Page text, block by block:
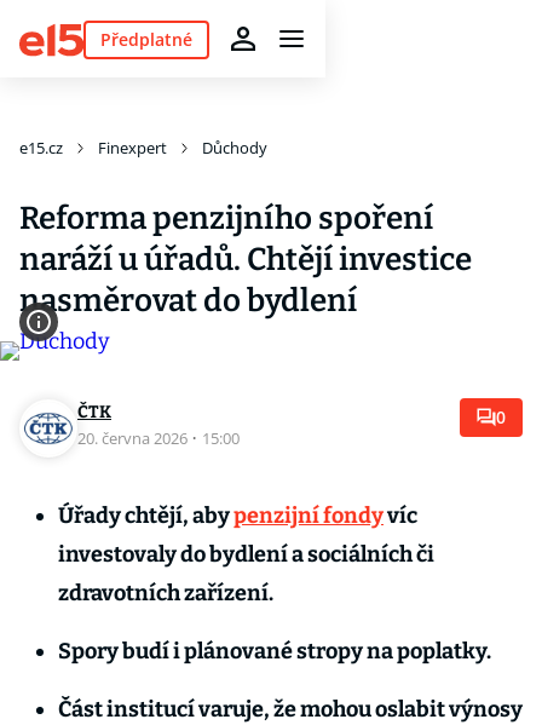
Předplatné
e15.cz Finexpert Důchody
Reforma penzijního spoření
naráží u úřadů. Chtějí investice
nasměrovat do bydlení
ČTK
20. června 2026 · 15:00
0
Úřady chtějí, abypenzijní fondyvíc
investovaly do bydlení a sociálních či
zdravotních zařízení.
Spory budí i plánované stropy na poplatky.
Část institucí varuje, že mohou oslabit výnosy